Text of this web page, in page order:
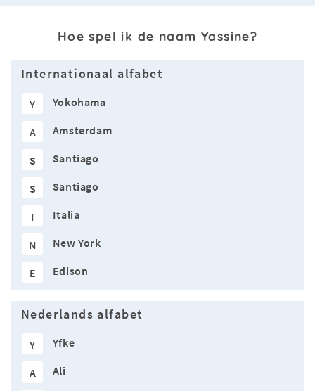
Hoe spel ik de naam Yassine?
Internationaal alfabet
Y Yokohama
A Amsterdam
S Santiago
S Santiago
I Italia
N New York
E Edison
Nederlands alfabet
Y Yfke
A Ali